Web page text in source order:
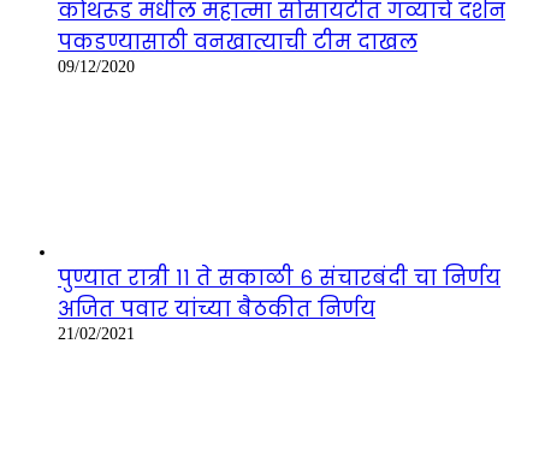
कोथरूड मधील महात्मा सोसायटीत गव्याचे दर्शन
पकडण्यासाठी वनखात्याची टीम दाखल
09/12/2020
पुण्यात रात्री ११ ते सकाळी ६ संचारबंदी चा निर्णय
अजित पवार यांच्या बैठकीत निर्णय
21/02/2021